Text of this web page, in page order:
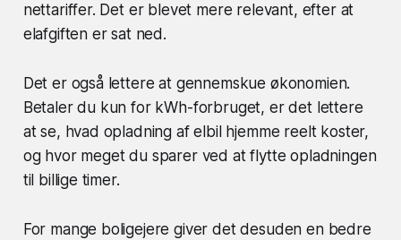
nettariffer. Det er blevet mere relevant, efter at
elafgiften er sat ned.
Det er også lettere at gennemskue økonomien.
Betaler du kun for kWh-forbruget, er det lettere
at se, hvad opladning af elbil hjemme reelt koster,
og hvor meget du sparer ved at flytte opladningen
til billige timer.
For mange boligejere giver det desuden en bedre